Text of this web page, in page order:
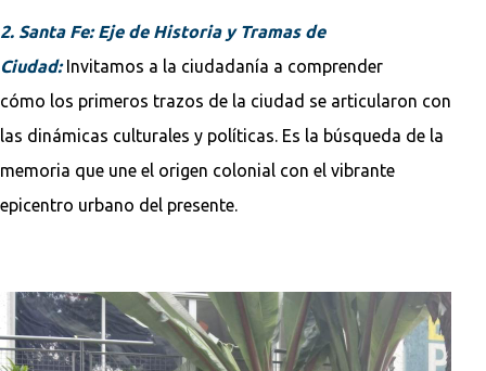
2. Santa Fe: Eje de Historia y Tramas de
Ciudad:Invitamos a la ciudadanía a comprender
cómo los primeros trazos de la ciudad se articularon con
las dinámicas culturales y políticas. Es la búsqueda de la
memoria que une el origen colonial con el vibrante
epicentro urbano del presente.